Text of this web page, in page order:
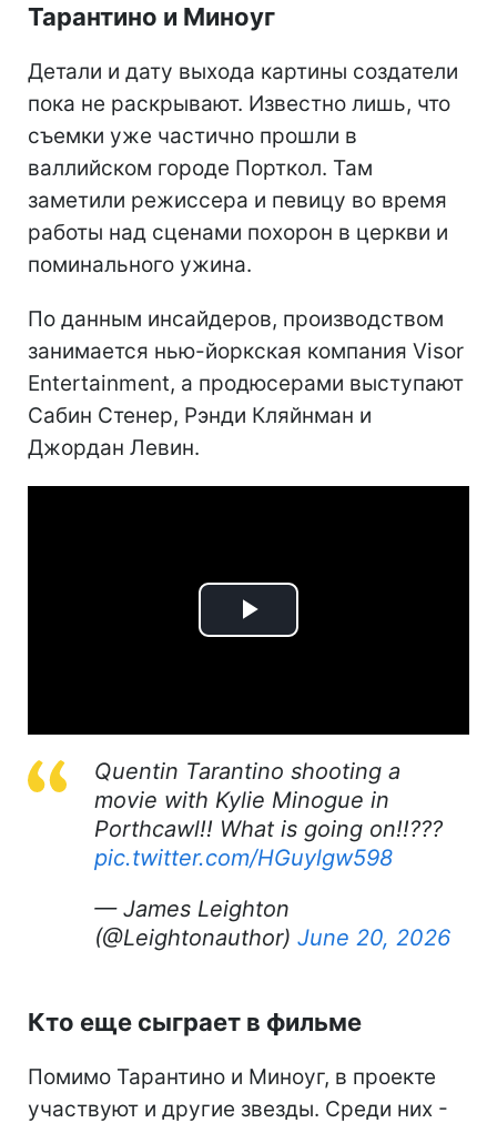
Тарантино и Миноуг
Детали и дату выхода картины создатели
пока не раскрывают. Известно лишь, что
съемки уже частично прошли в
валлийском городе Порткол. Там
заметили режиссера и певицу во время
работы над сценами похорон в церкви и
поминального ужина.
По данным инсайдеров, производством
занимается нью-йоркская компания Visor
Entertainment, а продюсерами выступают
Сабин Стенер, Рэнди Кляйнман и
Джордан Левин.
Play
Quentin Tarantino shooting a
movie with Kylie Minogue in
Porthcawl!! What is going on!!???
pic.twitter.com/HGuylgw598
— James Leighton
(@Leightonauthor) June 20, 2026
Кто еще сыграет в фильме
Помимо Тарантино и Миноуг, в проекте
участвуют и другие звезды. Среди них -